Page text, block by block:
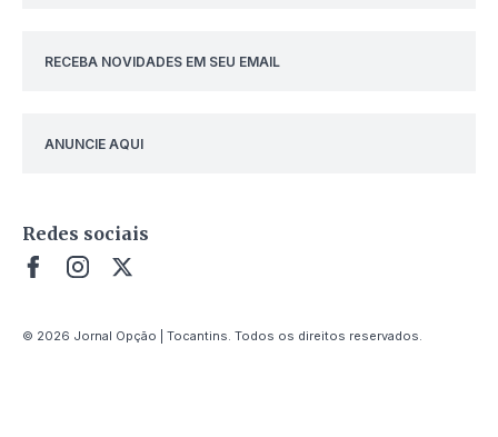
RECEBA NOVIDADES EM SEU EMAIL
ANUNCIE AQUI
Redes sociais
© 2026 Jornal Opção | Tocantins. Todos os direitos reservados.